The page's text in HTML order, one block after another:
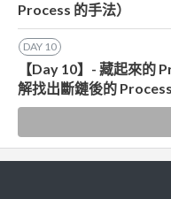
Process 的手法）
DAY 10
【Day 10】- 藏起來的
解找出斷鏈後的 Process